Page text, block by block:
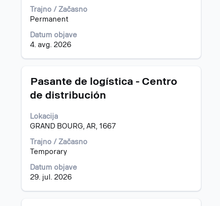
Trajno / Začasno
Permanent
Datum objave
4. avg. 2026
vsebino
podatkov
delovnem
mestu.
Naziv
Pasante de logística - Centro
de distribución
Lokacija
GRAND BOURG, AR, 1667
Trajno / Začasno
Temporary
Datum objave
29. jul. 2026
Izberite
preslednico,
vidite
celotno
vsebino
podatkov
delovnem
mestu.